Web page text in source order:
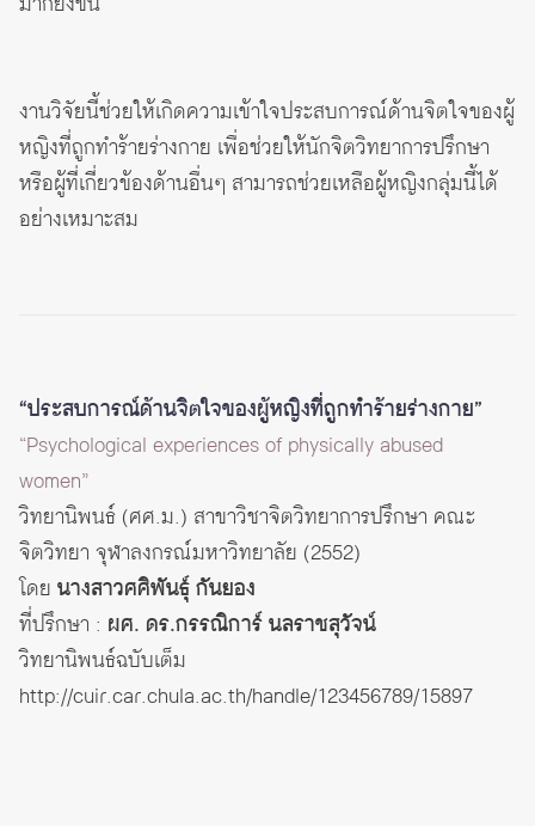
งานวิจัยนี้ช่วยให้เกิดความเข้าใจประสบการณ์ด้านจิตใจของผู้
หญิงที่ถูกทำร้ายร่างกาย เพื่อช่วยให้นักจิตวิทยาการปรึกษา
หรือผู้ที่เกี่ยวข้องด้านอื่นๆ สามารถช่วยเหลือผู้หญิงกลุ่มนี้ได้
อย่างเหมาะสม
“ประสบการณ์ด้านจิตใจของผู้หญิงที่ถูกทำร้ายร่างกาย”
“Psychological experiences of physically abused
women”
วิทยานิพนธ์ (ศศ.ม.) สาขาวิชาจิตวิทยาการปรึกษา คณะ
จิตวิทยา จุฬาลงกรณ์มหาวิทยาลัย (2552)
โดย นางสาวศศิพันธุ์ กันยอง
ที่ปรึกษา : ผศ. ดร.กรรณิการ์ นลราชสุวัจน์
วิทยานิพนธ์ฉบับเต็ม
http://cuir.car.chula.ac.th/handle/123456789/15897